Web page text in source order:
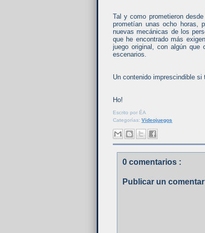
Tal y como prometieron
prometían unas ocho horas,
nuevas mecánicas de los
que he encontrado más
juego original, con algún que
escenarios.
Un contenido imprescindible
Ho!
Escrito por ÉA
Categorías: Videojuegos
0 comentarios :
Publicar un